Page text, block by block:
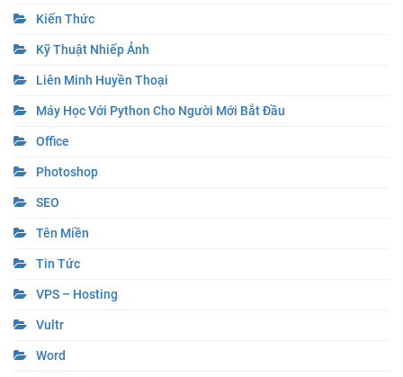
Kiến Thức
Kỹ Thuật Nhiếp Ảnh
Liên Minh Huyền Thoại
Máy Học Với Python Cho Người Mới Bắt Đầu
Office
Photoshop
SEO
Tên Miền
Tin Tức
VPS – Hosting
Vultr
Word